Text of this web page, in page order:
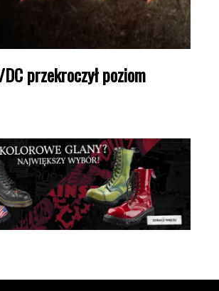
przekroczył poziom